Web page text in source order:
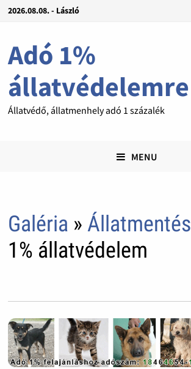
2026.08.08. - László
Adó 1%
állatvédelemre
Állatvédő, állatmenhely adó 1 százalék
MENU
Galéria » Állatmentés
1% állatvédelem